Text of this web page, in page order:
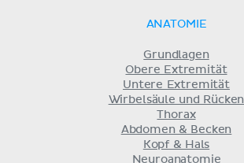
ANATOMIE
Grundlagen
Obere Extremität
Untere Extremität
Wirbelsäule und Rücken
Thorax
Abdomen & Becken
Kopf & Hals
Neuroanatomie